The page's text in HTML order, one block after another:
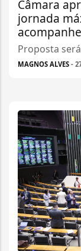
Câmara
jornada
acompanhe
Proposta
MAGNOS ALVES -